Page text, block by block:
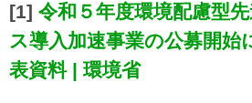
[1] 令和５年度環境配慮型
ス導入加速事業の公募開始
表資料 | 環境省